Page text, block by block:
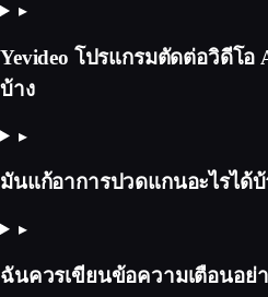
▸
Yevideo โปรแกรมตัดต่อวิดีโอ
บ้าง
▸
มันแก้อาการปวดแกนอะไรได้บ้
▸
ฉันควรเขียนข้อความเตือนอย่า